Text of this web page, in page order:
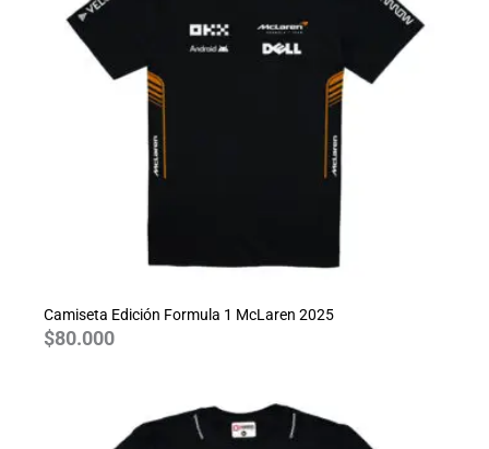
Camiseta Edición Formula 1 McLaren 2025
$80.000
de
precios: